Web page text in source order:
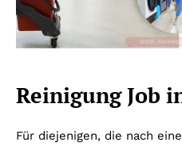
Reinigung Job
Für diejenigen, die nach